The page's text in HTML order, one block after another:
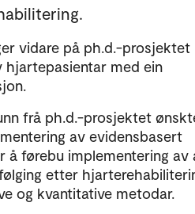
vidare på ph.d.-prosjektet
hjartepasientar med ein
frå ph.d.-prosjektet
av evidensbasert
å førebu implementering av
etter
og kvantitative metodar.